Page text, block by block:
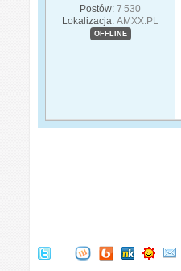
Postów: 7 530
Lokalizacja: AMXX.PL
OFFLINE